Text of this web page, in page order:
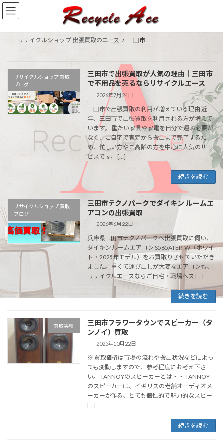
コ
ン
ン
ナ
ビ
ー
リサイクルショップ 出張買取のエース 三田市
リサイクルショップ 買取
ブログ
三田市で出張買取が人気の理由｜三田市
で不用品を売るならリサイクルエース
2026年7月24日
三田市で出張買取の利用が増えている理由 近
年、三田市で出張買取を利用される方が増えて
います。 重たい家具や家電を自分で運ぶ必要が
なく、ご自宅で査定から搬出まで完了するた
め、忙しい方やご高齢の方を中心に人気のサー
ビスです。 […]
続きを読む
リサイクルショップ 買取
ブログ
三田市テクノパークでダイキン ルームエ
アコンの出張買取
2026年6月22日
兵庫県三田市テクノパークへ出張買取に伺い、
ダイキン ルームエアコン S565ATEP-W（ホワイ
ト・2025年モデル）をお買取りさせていただき
ました。重くて運び出しが大変なエアコンも、
リサイクルエースならご自宅・職場へス […]
続きを読む
買取実績
三田市フラワータウンでスピーカー（タ
ンノイ）買取
2025年10月22日
※ 買取価格は市場の流れや搬出状況などによっ
ても変動しますので、参考程度にお考え下さ
い。 TANNOYのスピーカーとは・・ TANNOY
のスピーカーは、イギリスの老舗オーディオメ
ーカーが作る、とても個性的で魅力的なスピー
[…]
続きを読む